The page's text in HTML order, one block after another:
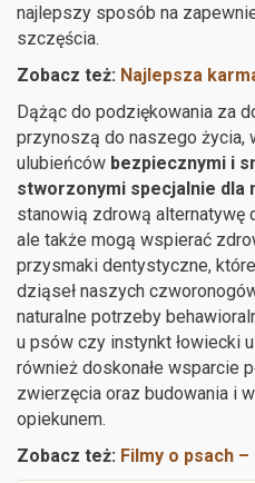
najlepszy sposób na
szczęścia.
Zobacz też: Najlepsza
Dążąc do podziękowania za
przynoszą do naszego życia,
ulubieńców bezpiecznymi i
stworzonymi specjalnie dla
stanowią zdrową alternatywę
ale także mogą wspierać
przysmaki dentystyczne,
dziąseł naszych
naturalne potrzeby
u psów czy instynkt łowiecki
również doskonałe wsparcie
zwierzęcia oraz budowania i
opiekunem.
Zobacz też: Filmy o psach